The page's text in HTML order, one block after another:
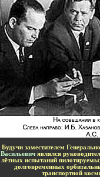
Будучи заместителем
Васильевич являлся
лётных испытаний
долговременных
транспортной